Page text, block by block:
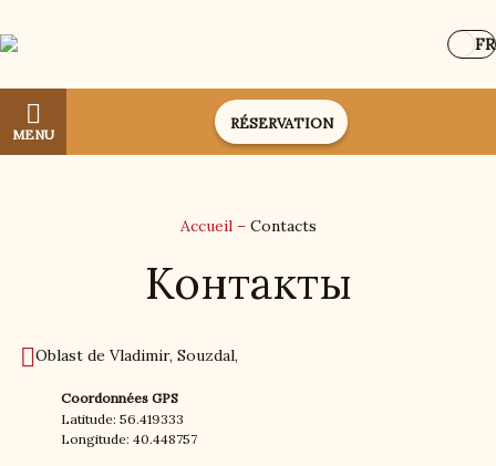
FR
MENU
RÉSERVATION
Accueil – Contacts
Контакты
Oblast de Vladimir, Souzdal,
Coordonnées GPS
Latitude: 56.419333
Longitude: 40.448757